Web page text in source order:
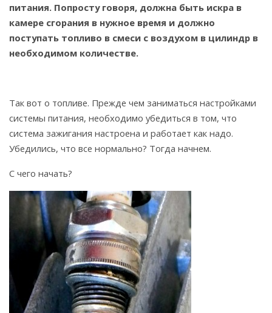
питания. Попросту говоря, должна быть искра в
камере сгорания в нужное время и должно
поступать топливо в смеси с воздухом в цилиндр в
необходимом количестве.
Так вот о топливе. Прежде чем заниматься настройками
системы питания, необходимо убедиться в том, что
система зажигания настроена и работает как надо.
Убедились, что все нормально? Тогда начнем.
С чего начать?